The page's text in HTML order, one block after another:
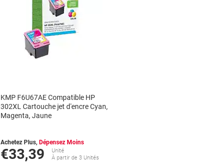
KMP F6U67AE Compatible HP
302XL Cartouche jet d'encre Cyan,
Magenta, Jaune
Achetez Plus, Dépensez Moins
€33,39
Unité
À partir de 3 Unités